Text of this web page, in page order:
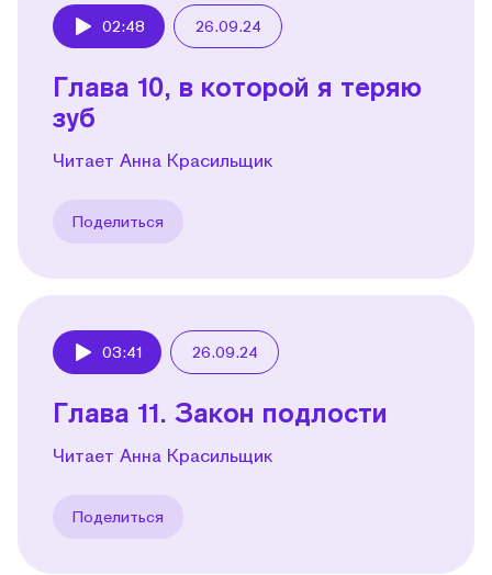
02:48 26.09.24
Глава 10, в которой я теряю
зуб
Читает Анна Красильщик
Поделиться
03:41 26.09.24
Глава 11. Закон подлости
Читает Анна Красильщик
Поделиться